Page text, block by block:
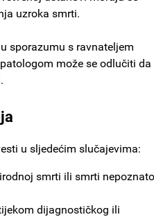
uzroka smrti.
sporazumu s ravnateljem
može se odlučiti da
u sljedećim slučajevima:
smrti ili smrti
dijagnostičkog ili